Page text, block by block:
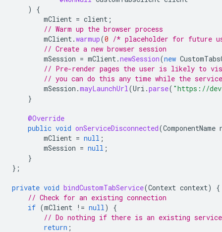
)
{
mClient = client ;
// Warm up the browser process
mClient.warmup(0 /* placeholder for future
// Create a new browser session
mSession = mClient.newSession(new
// Pre-render pages the user is likely to
// you can do this any time while the
mSession .mayLaunchUrl(Uri .parse( "https://
}
@Override
public void onServiceDisconnected(ComponentName
mClient = null ;
mSession = null ;
}
};
private void bindCustomTabService(Context context)
{
// Check for an existing connection
if (mClient != null)
{
// Do nothing if there is an existing service
return ;